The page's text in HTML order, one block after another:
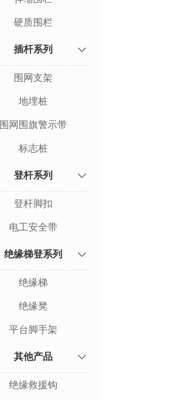
硬质围栏
插杆系列
围网支架
地埋桩
围网围旗警示带
标志桩
登杆系列
登杆脚扣
电工安全带
绝缘梯登系列
绝缘梯
绝缘凳
平台脚手架
其他产品
绝缘救援钩